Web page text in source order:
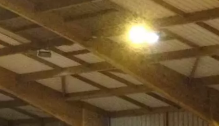
Paramètres de
confidentialité
Afin de faciliter votre navigation et de vous
apporter le meilleur service possible, nous utilisons
des cookies pour améliorer le site aux besoins des
visiteurs, notamment selon la fréquentation.